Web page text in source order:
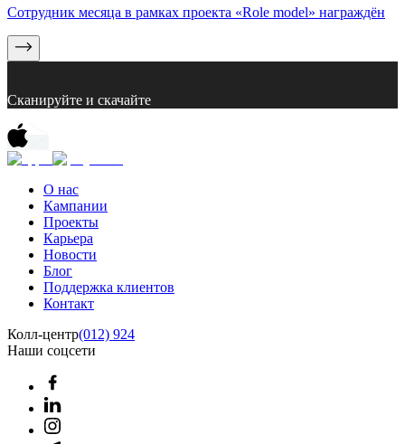
Сотрудник месяца в рамках проекта «Role model» награждён
Сканируйте и скачайте
О нас
Кампании
Проекты
Карьера
Новости
Блог
Поддержка клиентов
Контакт
Колл-центр(012) 924
Наши соцсети